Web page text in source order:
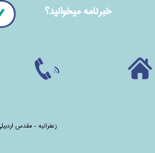
خبرنامه ميخوانيد؟
زعفرانیه - مقدس